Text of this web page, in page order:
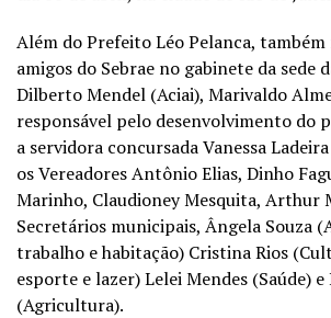
Além do Prefeito Léo Pelanca,
amigos do Sebrae no gabinete da sede
Dilberto Mendel (Aciai), Marivaldo
responsável pelo desenvolvimento do
a servidora concursada Vanessa
os Vereadores Antônio Elias, Dinho
Marinho, Claudioney Mesquita, Arthur
Secretários municipais, Ângela Souza
trabalho e habitação) Cristina Rios
esporte e lazer) Lelei Mendes (Saúde)
(Agricultura).